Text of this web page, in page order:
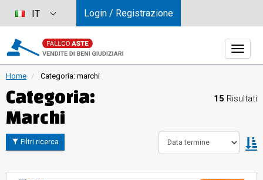
Home Categoria: marchi
Categoria:
Marchi
15 Risultati
Filtri ricerca
IT Login / Registrazione